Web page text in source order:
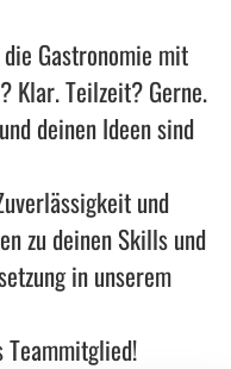
Gastronomie mit
Klar. Teilzeit? Gerne.
deinen Ideen sind
und
zu deinen Skills und
in unserem
Teammitglied!